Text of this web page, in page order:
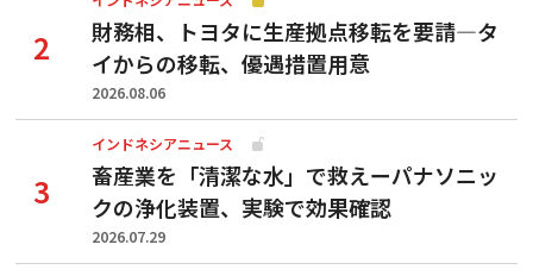
財務相、トヨタに生産拠点移転を要請—タ
イからの移転、優遇措置用意
2026.08.06
インドネシアニュース
畜産業を「清潔な水」で救えーパナソニッ
クの浄化装置、実験で効果確認
2026.07.29